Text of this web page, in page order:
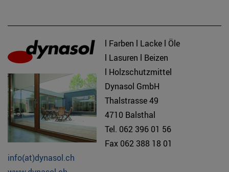
l Farben l Lacke l Öle
l Lasuren l Beizen
l Holzschutzmittel
Dynasol GmbH
Thalstrasse 49
4710 Balsthal
Tel. 062 396 01 56
Fax 062 388 18 01
info(at)dynasol.ch